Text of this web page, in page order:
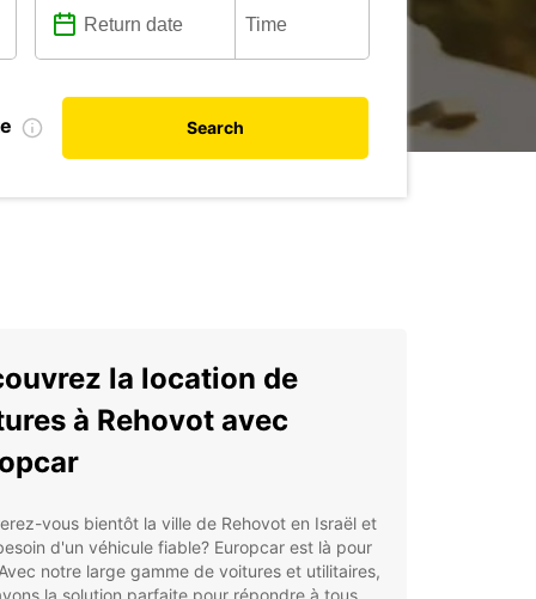
Search
la location de
à Rehovot avec
vous bientôt la ville de Rehovot en Israël et
d'un véhicule fiable? Europcar est là pour
notre large gamme de voitures et utilitaires,
la solution parfaite pour répondre à tous